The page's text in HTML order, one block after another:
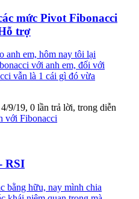
mức Pivot Fibonacci
trợ
em, hôm nay tôi lại
với anh em, đối với
vẫn là 1 cái gì đó vừa
4/9/19, 0 lần trả lời, trong diễn
với Fibonacci
RSI
bằng hữu, nay mình chia